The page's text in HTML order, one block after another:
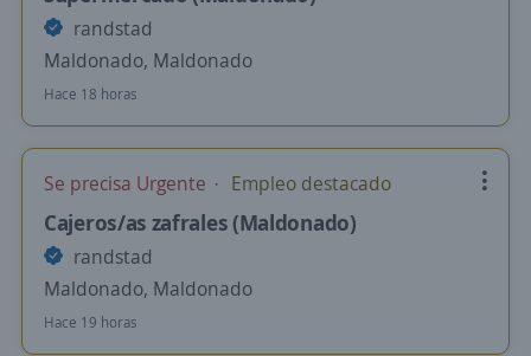
randstad
Maldonado, Maldonado
Hace 18 horas
Se precisa Urgente Empleo destacado
Cajeros/as zafrales (Maldonado)
randstad
Maldonado, Maldonado
Hace 19 horas